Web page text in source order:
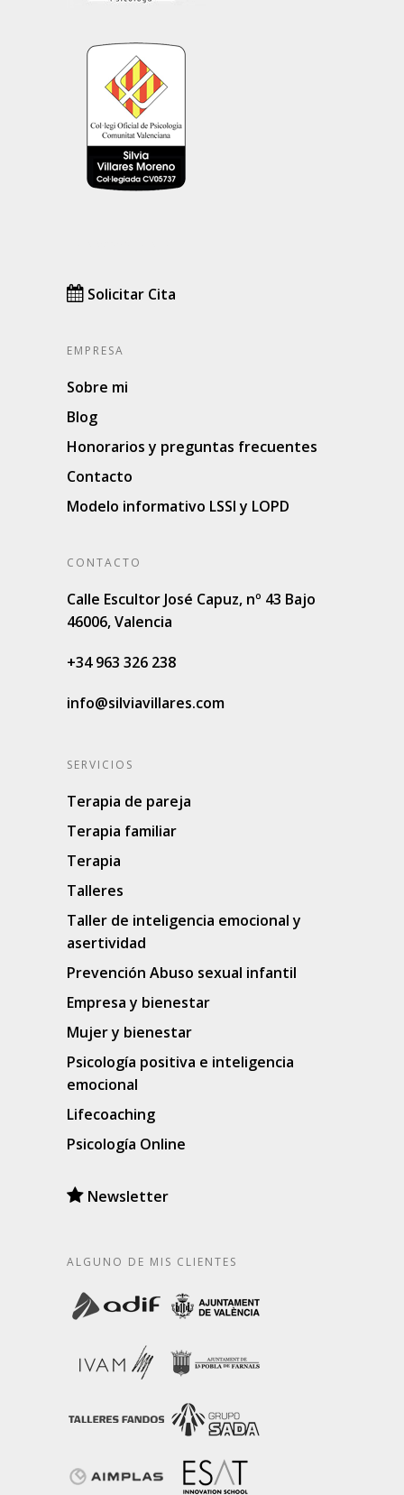
Solicitar Cita
EMPRESA
Sobre mi
Blog
Honorarios y preguntas frecuentes
Contacto
Modelo informativo LSSI y LOPD
CONTACTO
Calle Escultor José Capuz, nº 43 Bajo
46006, Valencia
+34 963 326 238
info@silviavillares.com
SERVICIOS
Terapia de pareja
Terapia familiar
Terapia
Talleres
Taller de inteligencia emocional y
asertividad
Prevención Abuso sexual infantil
Empresa y bienestar
Mujer y bienestar
Psicología positiva e inteligencia
emocional
Lifecoaching
Psicología Online
Newsletter
ALGUNO DE MIS CLIENTES